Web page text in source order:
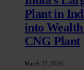
Plant in
into
CNG Plant
March 23, 2026